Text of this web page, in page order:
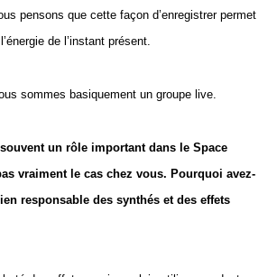
pensons que cette façon d’enregistrer permet
de l’instant présent.
sommes basiquement un groupe live.
un rôle important dans le Space
vraiment le cas chez vous. Pourquoi avez-
responsable des synthés et des effets